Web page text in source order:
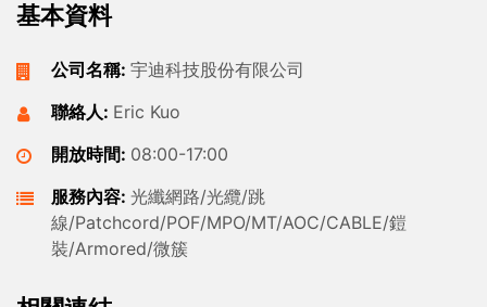
基本資料
公司名稱: 宇迪科技股份有限公司
聯絡人: Eric Kuo
開放時間: 08:00-17:00
服務內容: 光纖網路/光纜/跳
線/Patchcord/POF/MPO/MT/AOC/CABLE/鎧
裝/Armored/微簇